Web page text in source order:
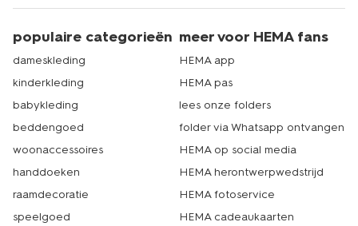
populaire categorieën
dameskleding
kinderkleding
babykleding
beddengoed
woonaccessoires
handdoeken
raamdecoratie
speelgoed
meer voor HEMA fans
HEMA app
HEMA pas
lees onze folders
folder via Whatsapp ontvangen
HEMA op social media
HEMA herontwerpwedstrijd
HEMA fotoservice
HEMA cadeaukaarten